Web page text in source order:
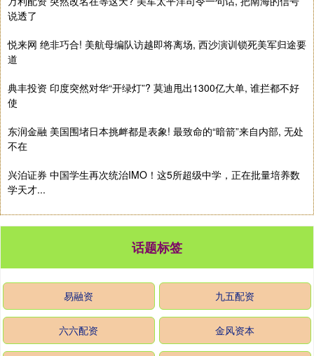
说透了
悦来网 绝非巧合! 美航母编队访越即将离场, 西沙演训锁死美军归途要
道
典丰投资 印度突然对华“开绿灯”? 莫迪甩出1300亿大单, 谁拦都不好
使
东润金融 美国围堵日本挑衅都是表象! 最致命的“暗箭”来自内部, 无处
不在
兴泊证券 中国学生再次统治IMO！这5所超级中学，正在批量培养数
学天才...
话题标签
易融资 九五配资
六六配资 金风资本